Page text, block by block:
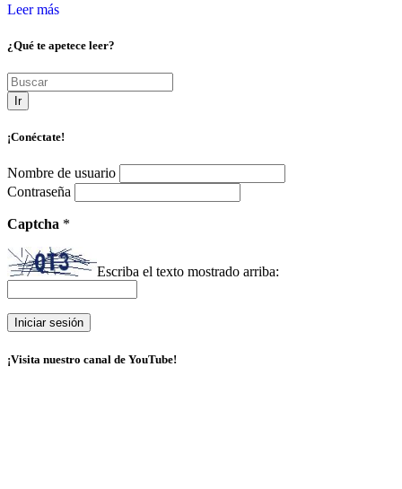
Leer más
¿Qué te apetece leer?
Ir
¡Conéctate!
Nombre de usuario
Contraseña
Captcha *
Escriba el texto mostrado arriba:
¡Visita nuestro canal de YouTube!